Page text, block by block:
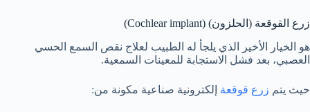
زرع القوقعة (الحلزون) (Cochlear implant)
هو الخيار الأخير الذي يلجأ له الطبيب لعلاج نقص السمع الحسي
العصبي، بعد فشل الاستجابة للمعينات السمعية.
حيث يتم زرع قوقعة إلكترونية صناعية مكونة من: